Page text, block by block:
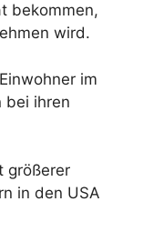
bekommen,
wird.
im
bei ihren
größerer
in den USA